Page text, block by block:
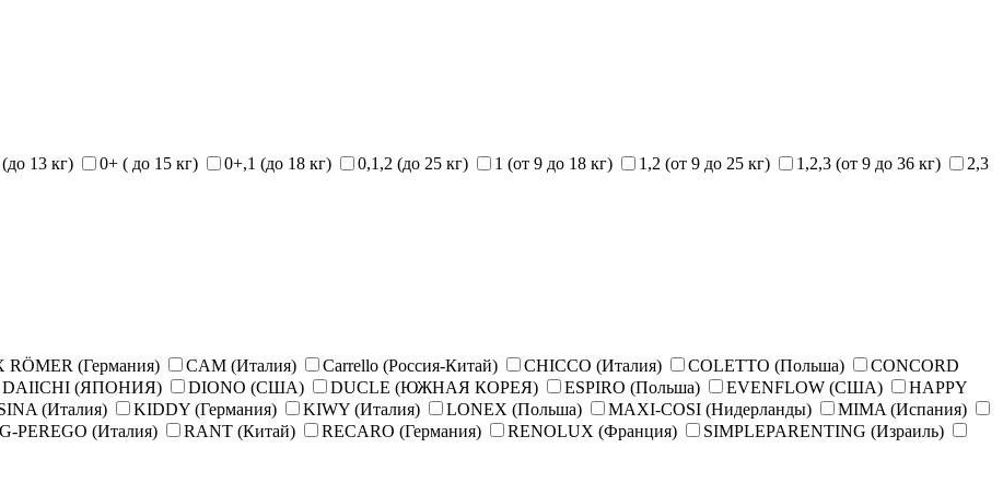
13 кг) 0+ ( до 15 кг) 0+,1 (до 18 кг) 0,1,2 (до 25 кг) 1 (от 9 до 18 кг) 1,2 (от 9 до 25 кг) 1,2,3 (от 9 до 36 кг)
2,3
RÖMER (Германия) CAM (Италия) Carrello (Россия-Китай) CHICCO (Италия) COLETTO (Польша)
CONCORD
DAIICHI (ЯПОНИЯ) DIONO (США) DUCLE (ЮЖНАЯ КОРЕЯ) ESPIRO (Польша) EVENFLOW (США)
HAPPY
(Италия) KIDDY (Германия) KIWY (Италия) LONEX (Польша) MAXI-COSI (Нидерланды)
MIMA (Испания)
PEREGO (Италия) RANT (Китай) RECARO (Германия) RENOLUX (Франция)
SIMPLEPARENTING (Израиль)